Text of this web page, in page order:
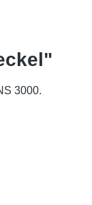
3000.